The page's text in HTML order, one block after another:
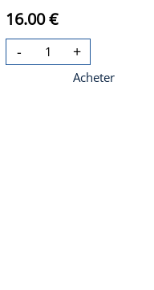
16.00 €
- +
Acheter